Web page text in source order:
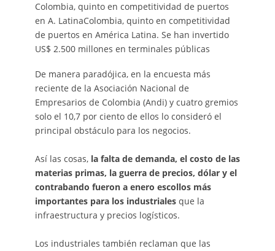
Colombia, quinto en competitividad de puertos
en A. LatinaColombia, quinto en competitividad
de puertos en América Latina. Se han invertido
US$ 2.500 millones en terminales públicas
De manera paradójica, en la encuesta más
reciente de la Asociación Nacional de
Empresarios de Colombia (Andi) y cuatro gremios
solo el 10,7 por ciento de ellos lo consideró el
principal obstáculo para los negocios.
Así las cosas,la falta de demanda, el costo de las
materias primas, la guerra de precios, dólar y el
contrabando fueron a enero escollos más
importantes para los industrialesque la
infraestructura y precios logísticos.
Los industriales también reclaman que las